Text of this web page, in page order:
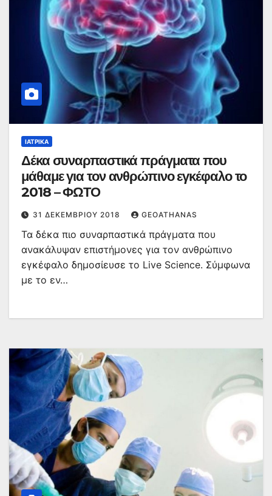
ΙΑΤΡΙΚΆ
Δέκα συναρπαστικά πράγματα που
μάθαμε για τον ανθρώπινο εγκέφαλο το
2018 – ΦΩΤΟ
31 ΔΕΚΕΜΒΡΊΟΥ 2018 GEOATHANAS
Τα δέκα πιο συναρπαστικά πράγματα που
ανακάλυψαν επιστήμονες για τον ανθρώπινο
εγκέφαλο δημοσίευσε το Live Science. Σύμφωνα
με το εν…